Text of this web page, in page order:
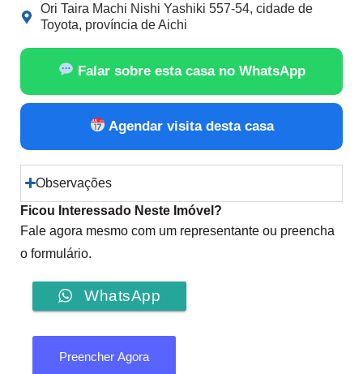
Ori Taira Machi Nishi Yashiki 557-54, cidade de
Toyota, província de Aichi
Falar sobre esta casa no WhatsApp
Agendar visita desta casa
Observações
Ficou Interessado Neste Imóvel?
Fale agora mesmo com um representante ou preencha
o formulário.
WhatsApp
Preencher Agora